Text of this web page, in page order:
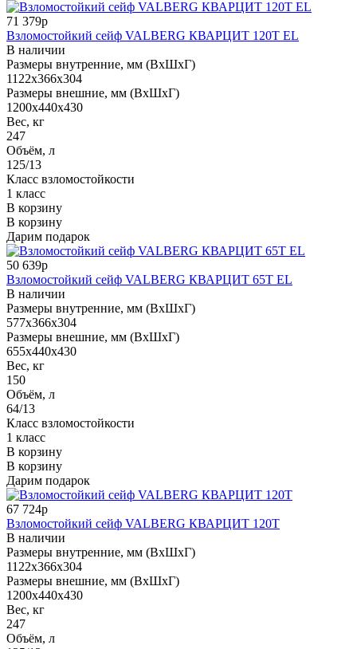
71 379р
Взломостойкий сейф VALBERG КВАРЦИТ 120Т EL
В наличии
Размеры внутренние, мм (ВхШхГ)
1122x366x304
Размеры внешние, мм (ВхШхГ)
1200x440x430
Вес, кг
247
Объём, л
125/13
Класс взломостойкости
1 класс
В корзину
В корзину
Дарим подарок
50 639р
Взломостойкий сейф VALBERG КВАРЦИТ 65Т EL
В наличии
Размеры внутренние, мм (ВхШхГ)
577x366x304
Размеры внешние, мм (ВхШхГ)
655x440x430
Вес, кг
150
Объём, л
64/13
Класс взломостойкости
1 класс
В корзину
В корзину
Дарим подарок
67 724р
Взломостойкий сейф VALBERG КВАРЦИТ 120Т
В наличии
Размеры внутренние, мм (ВхШхГ)
1122x366x304
Размеры внешние, мм (ВхШхГ)
1200x440x430
Вес, кг
247
Объём, л